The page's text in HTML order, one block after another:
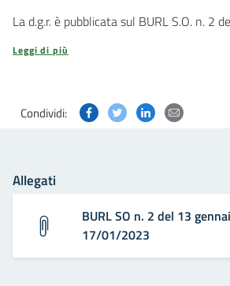
La d.g.r. è pubblicata sul BURL S.O. n. 2
Leggi di più
Condividi: Condividi questa pagina
Condividi questa
Condividi
Allegati
BURL SO n. 2 del 13
17/01/2023